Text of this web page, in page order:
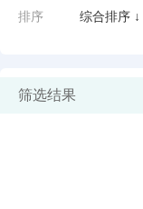
排序 综合排序 ↓
筛选结果